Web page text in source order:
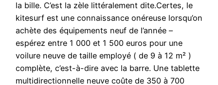
la bille. C’est la zèle littéralement dite.Certes, le
kitesurf est une connaissance onéreuse lorsqu’on
achète des équipements neuf de l’année –
espérez entre 1 000 et 1 500 euros pour une
voilure neuve de taille employé ( de 9 à 12 m² )
complète, c’est-à-dire avec la barre. Une tablette
multidirectionnelle neuve coûte de 350 à 700